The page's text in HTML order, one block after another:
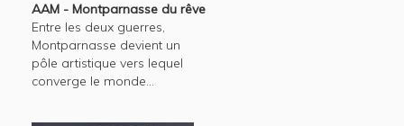
AAM - Montparnasse du rêve
Entre les deux guerres,
Montparnasse devient un
pôle artistique vers lequel
converge le monde...